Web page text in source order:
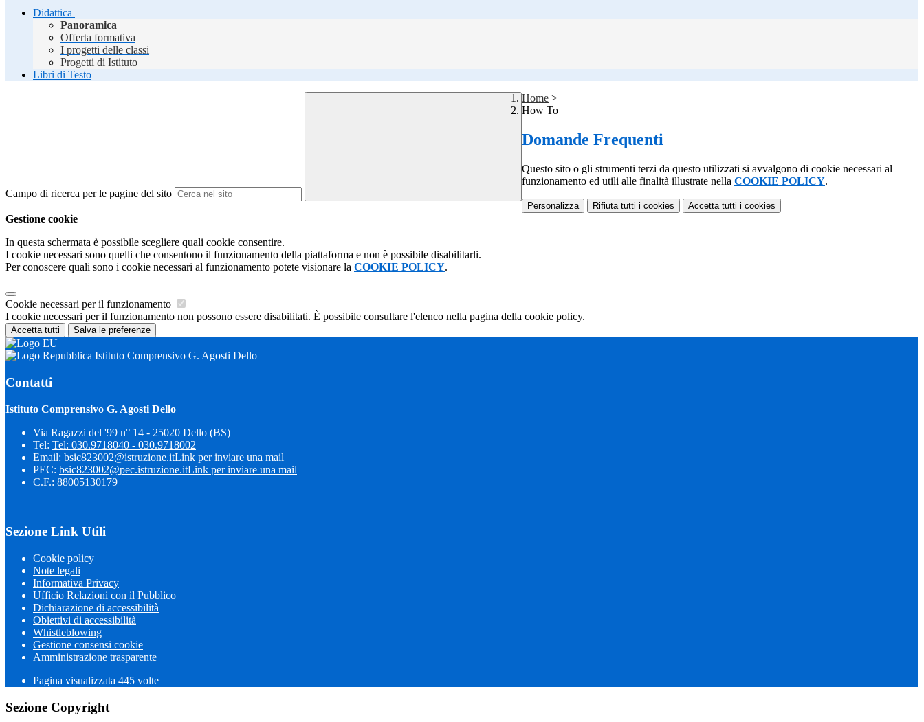
Didattica
Panoramica
Offerta formativa
I progetti delle classi
Progetti di Istituto
Libri di Testo
Campo di ricerca per le pagine del sito
Home >
How To
Domande Frequenti
Questo sito o gli strumenti terzi da questo utilizzati si avvalgono di cookie necessari al
funzionamento ed utili alle finalità illustrate nella COOKIE POLICY.
Personalizza Rifiuta tutti i cookies Accetta tutti i cookies
Gestione cookie
In questa schermata è possibile scegliere quali cookie consentire.
I cookie necessari sono quelli che consentono il funzionamento della piattaforma e non è possibile disabilitarli.
Per conoscere quali sono i cookie necessari al funzionamento potete visionare la COOKIE POLICY.
Cookie necessari per il funzionamento
I cookie necessari per il funzionamento non possono essere disabilitati. È possibile consultare l'elenco nella pagina della cookie policy.
Accetta tutti Salva le preferenze
Istituto Comprensivo G. Agosti Dello
Contatti
Istituto Comprensivo G. Agosti Dello
Via Ragazzi del '99 n° 14 - 25020 Dello (BS)
Tel: Tel: 030.9718040 - 030.9718002
Email: bsic823002@istruzione.itLink per inviare una mail
PEC: bsic823002@pec.istruzione.itLink per inviare una mail
C.F.: 88005130179
Sezione Link Utili
Cookie policy
Note legali
Informativa Privacy
Ufficio Relazioni con il Pubblico
Dichiarazione di accessibilità
Obiettivi di accessibilità
Whistleblowing
Gestione consensi cookie
Amministrazione trasparente
Pagina visualizzata 445 volte
Sezione Copyright